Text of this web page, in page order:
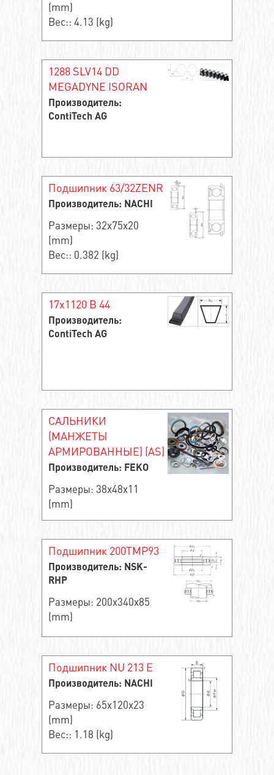
(mm)
Вес:: 4.13 (kg)
1288 SLV14 DD
MEGADYNE ISORAN
Производитель:
ContiTech AG
Подшипник 63/32ZENR
Производитель: NACHI
Размеры: 32x75x20
(mm)
Вес:: 0.382 (kg)
17x1120 B 44
Производитель:
ContiTech AG
САЛЬНИКИ
(МАНЖЕТЫ
АРМИРОВАННЫЕ) (AS)
Производитель: FEKO
Размеры: 38x48x11
(mm)
Подшипник 200TMP93
Производитель: NSK-
RHP
Размеры: 200x340x85
(mm)
Подшипник NU 213 E
Производитель: NACHI
Размеры: 65x120x23
(mm)
Вес:: 1.18 (kg)